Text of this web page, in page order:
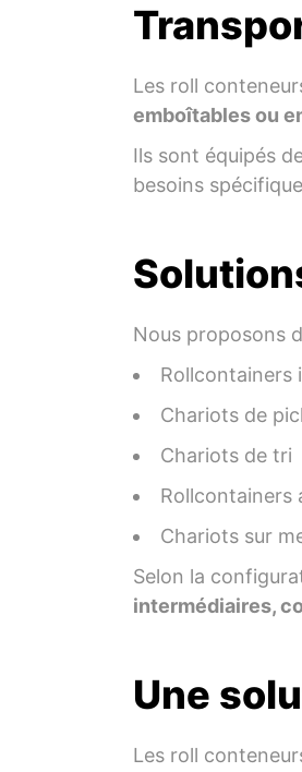
Les roll
emboîtables ou
Ils sont équipés
besoins
Nous proposons
Rollcontainers
Chariots de
Chariots de tri
Rollcontainers
Chariots sur
Selon la
intermédiaires,
Une
Les roll